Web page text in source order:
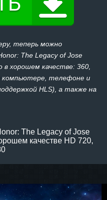
теперь можно
The Legacy of Jose
в хорошем качестве: 360,
компьютере, телефоне и
HLS), а также на
The Legacy of Jose
качестве HD 720,